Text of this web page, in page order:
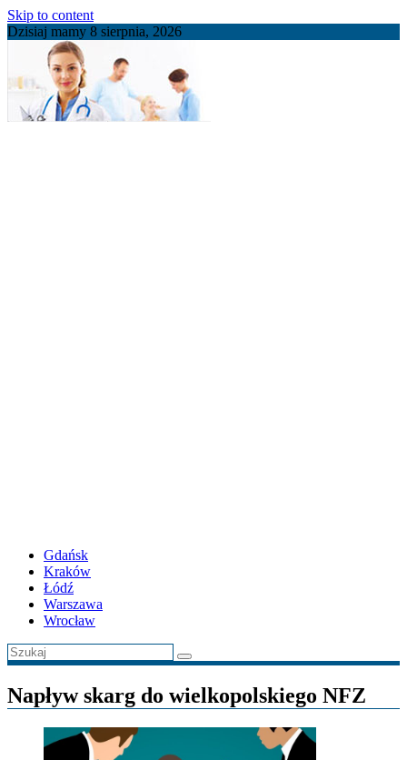
Skip to content
Dzisiaj mamy 8 sierpnia, 2026
Gdańsk
Kraków
Łódź
Warszawa
Wrocław
Napływ skarg do wielkopolskiego NFZ